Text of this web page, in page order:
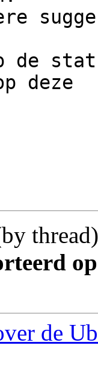
de
deze
de